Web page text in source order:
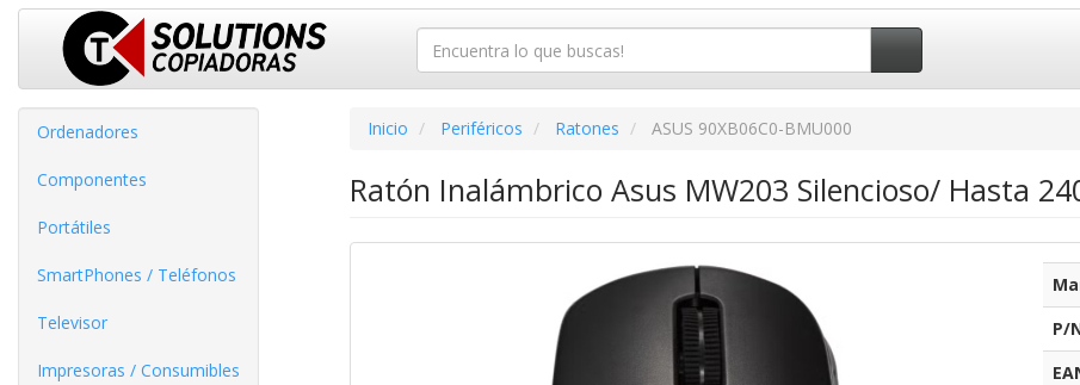
Ordenadores
Componentes
Portátiles
SmartPhones / Teléfonos
Televisor
Impresoras / Consumibles
Inicio Periféricos Ratones ASUS 90XB06C0-BMU000
Ratón Inalámbrico Asus MW203 Silencioso/ Hasta
P/